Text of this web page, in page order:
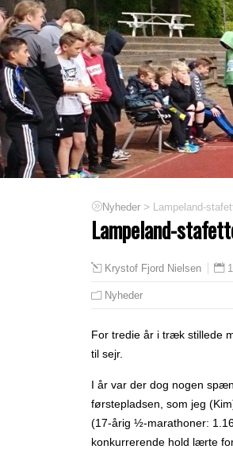
Nyheder > Lampeland-
Lampeland-
Krystof Fjord Nielsen
Nyheder
For tredie år i træk stillede
til sejr.
I år var der dog nogen
førstepladsen, som jeg
(17-årig ½-marathoner:
konkurrerende hold lærte